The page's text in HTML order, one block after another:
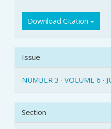
Download Citation
Issue
NUMBER 3 · VOLUME 6 ·
Section